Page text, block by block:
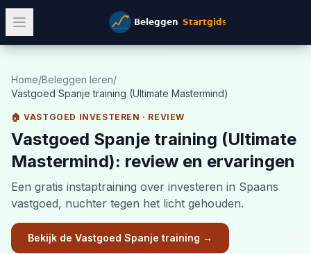
Home/Beleggen leren/
Vastgoed Spanje training (Ultimate Mastermind)
🏠 VASTGOED INVESTEREN · REVIEW
Vastgoed Spanje training (Ultimate
Mastermind): review en ervaringen
Een gratis instaptraining over investeren in Spaans
vastgoed, nuchter tegen het licht gehouden.
Bekijk de Vastgoed Spanje training →